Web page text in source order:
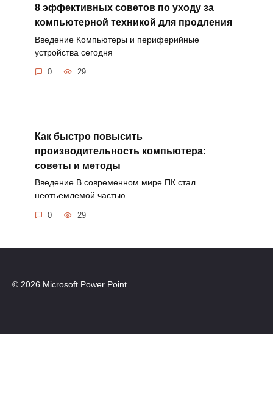
8 эффективных советов по уходу за
компьютерной техникой для продления
Введение Компьютеры и периферийные
устройства сегодня
0 29
Как быстро повысить
производительность компьютера:
советы и методы
Введение В современном мире ПК стал
неотъемлемой частью
0 29
© 2026 Microsoft Power Point